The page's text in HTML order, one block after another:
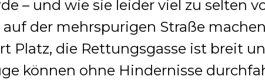
– und wie sie leider viel zu selten
auf der mehrspurigen Straße
Platz, die Rettungsgasse ist breit
können ohne Hindernisse